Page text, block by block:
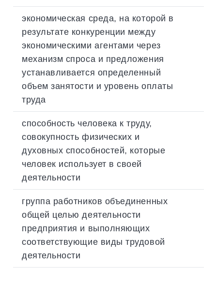
экономическая среда, на которой в
результате конкуренции между
экономическими агентами через
механизм спроса и предложения
устанавливается определенный
объем занятости и уровень оплаты
труда
способность человека к труду,
совокупность физических и
духовных способностей, которые
человек использует в своей
деятельности
группа работников объединенных
общей целью деятельности
предприятия и выполняющих
соответствующие виды трудовой
деятельности